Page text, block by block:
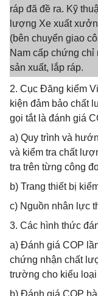
ráp đã đề ra. Kỹ
lượng Xe xuất
(bên chuyển giao
Nam cấp chứng
sản xuất, lắp ráp.
2. Cục Đăng kiểm
kiện đảm bảo chất
gọi tắt là đánh giá
a) Quy trình và
và kiểm tra chất
tra trên từng công
b) Trang thiết bị
c) Nguồn nhân lực
3. Các hình thức
a) Đánh giá COP
chứng nhận chất
trường cho kiểu loại
b) Đánh giá COP